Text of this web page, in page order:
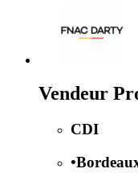
Vendeur
CDI
•